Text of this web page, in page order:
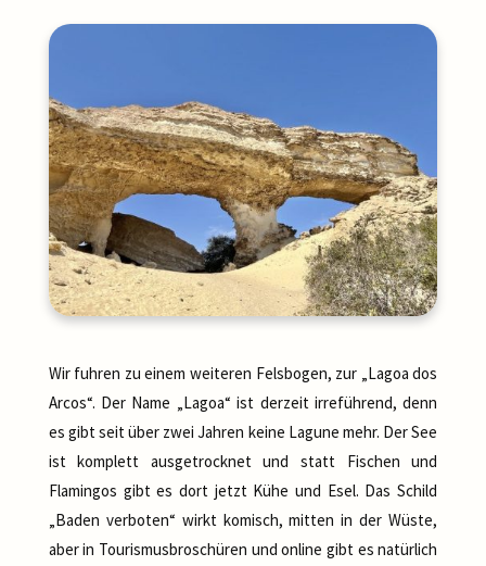
Wir fuhren zu einem weiteren Felsbogen, zur „Lagoa dos
Arcos“. Der Name „Lagoa“ ist derzeit irreführend, denn
es gibt seit über zwei Jahren keine Lagune mehr. Der See
ist komplett ausgetrocknet und statt Fischen und
Flamingos gibt es dort jetzt Kühe und Esel. Das Schild
„Baden verboten“ wirkt komisch, mitten in der Wüste,
aber in Tourismusbroschüren und online gibt es natürlich